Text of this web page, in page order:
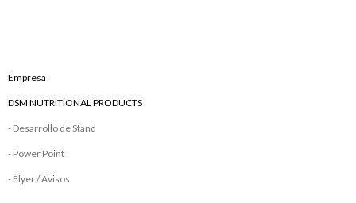
Empresa
DSM NUTRITIONAL PRODUCTS
- Desarrollo de Stand
- Power Point
- Flyer / Avisos